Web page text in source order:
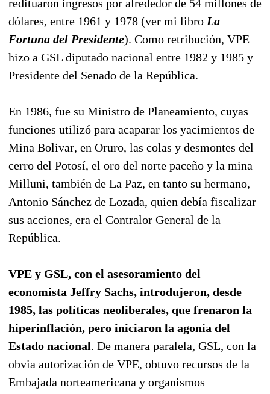
redituaron ingresos por alrededor de 54 millones de
dólares, entre 1961 y 1978 (ver mi libro La
Fortuna del Presidente). Como retribución, VPE
hizo a GSL diputado nacional entre 1982 y 1985 y
Presidente del Senado de la República.
En 1986, fue su Ministro de Planeamiento, cuyas
funciones utilizó para acaparar los yacimientos de
Mina Bolivar, en Oruro, las colas y desmontes del
cerro del Potosí, el oro del norte paceño y la mina
Milluni, también de La Paz, en tanto su hermano,
Antonio Sánchez de Lozada, quien debía fiscalizar
sus acciones, era el Contralor General de la
República.
VPE y GSL, con el asesoramiento del
economista Jeffry Sachs, introdujeron, desde
1985, las políticas neoliberales, que frenaron la
hiperinflación, pero iniciaron la agonía del
Estado nacional. De manera paralela, GSL, con la
obvia autorización de VPE, obtuvo recursos de la
Embajada norteamericana y organismos